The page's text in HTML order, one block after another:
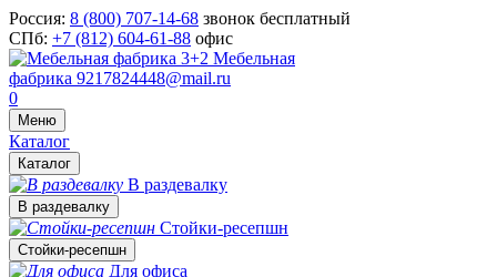
Россия: 8 (800) 707-14-68 звонок бесплатный
СПб: +7 (812) 604-61-88 офис
Мебельная
фабрика 9217824448@mail.ru
0
Меню
Каталог
Каталог
В раздевалку
В раздевалку
Стойки-ресепшн
Стойки-ресепшн
Для офиса